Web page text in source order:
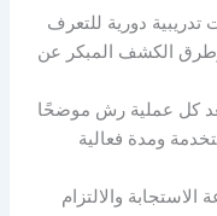
تدريبية دورية للتعرف
الكشف المبكر عن
بعد كل عملية رش موضحًا
ومدة فعالية
والالتزام